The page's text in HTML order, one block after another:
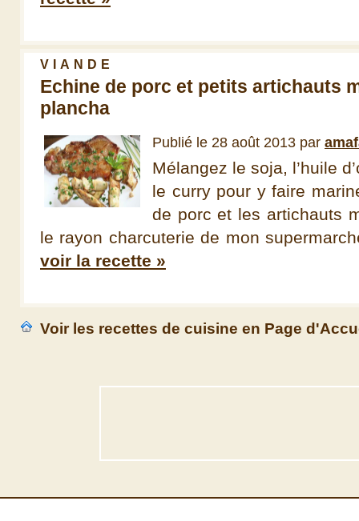
VIANDE
Echine de porc et petits artichauts
plancha
Publié le 28 août 2013 par
Mélangez le soja, l’huile
le curry pour y faire
de porc et les artichauts
le rayon charcuterie de mon
voir la recette »
Voir les recettes de cuisine en Page